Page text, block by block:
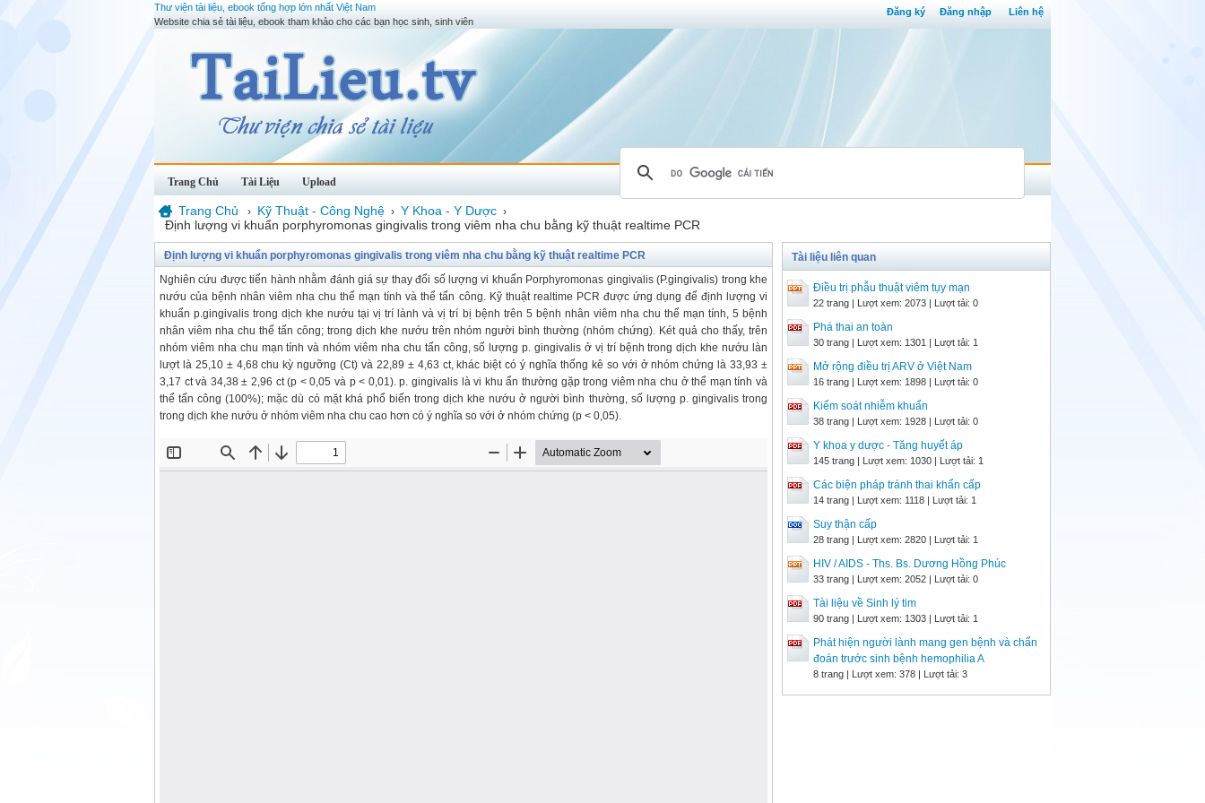
Đăng ký Đăng nhập Liên hệ
Thư viện tài liệu, ebook tổng hợp lớn nhất Việt Nam
Website chia sẻ tài liệu, ebook tham khảo cho các bạn học sinh, sinh viên
Trang Chủ Tài Liệu Upload
Trang Chủ › Kỹ Thuật - Công Nghệ › Y Khoa - Y Dược ›
Định lượng vi khuẩn porphyromonas gingivalis trong viêm nha chu bằng kỹ thuật realtime PCR
Định lượng vi khuẩn porphyromonas gingivalis trong viêm nha chu bằng kỹ thuật realtime PCR
Nghiên cứu được tiến hành nhằm đánh giá sự thay đổi số lượng vi khuẩn Porphyromonas gingivalis (P.gingivalis) trong khe
nướu của bệnh nhân viêm nha chu thể mạn tính và thể tấn công. Kỹ thuật realtime PCR được ứng dụng để định lượng vi
khuẩn p.gingivalis trong dịch khe nướu tại vị trí lành và vị trí bị bệnh trên 5 bệnh nhân viêm nha chu thể mạn tính, 5 bệnh
nhân viêm nha chu thể tấn công; trong dịch khe nướu trên nhóm người bình thường (nhóm chứng). Két quả cho thấy, trên
nhóm viêm nha chu mạn tính và nhóm viêm nha chu tấn công, số lượng p. gingivalis ở vị trí bệnh trong dịch khe nướu làn
lượt là 25,10 ± 4,68 chu kỳ ngưỡng (Ct) và 22,89 ± 4,63 ct, khác biệt có ý nghĩa thống kê so với ở nhóm chứng là 33,93 ±
3,17 ct và 34,38 ± 2,96 ct (p < 0,05 và p < 0,01). p. gingivalis là vi khu ẩn thường gặp trong viêm nha chu ở thể mạn tính và
thể tấn công (100%); mặc dù có mặt khá phổ biến trong dịch khe nướu ở người bình thường, số lượng p. gingivalis trong
trong dịch khe nướu ở nhóm viêm nha chu cao hơn có ý nghĩa so với ở nhóm chứng (p < 0,05).
Tài liệu liên quan
Điều trị phẫu thuật viêm tụy mạn
22 trang | Lượt xem: 2073 | Lượt tải: 0
Phá thai an toàn
30 trang | Lượt xem: 1301 | Lượt tải: 1
Mở rộng điều trị ARV ở Việt Nam
16 trang | Lượt xem: 1898 | Lượt tải: 0
Kiểm soát nhiễm khuẩn
38 trang | Lượt xem: 1928 | Lượt tải: 0
Y khoa y dược - Tăng huyết áp
145 trang | Lượt xem: 1030 | Lượt tải: 1
Các biện pháp tránh thai khẩn cấp
14 trang | Lượt xem: 1118 | Lượt tải: 1
Suy thận cấp
28 trang | Lượt xem: 2820 | Lượt tải: 1
HIV / AIDS - Ths. Bs. Dương Hồng Phúc
33 trang | Lượt xem: 2052 | Lượt tải: 0
Tài liệu về Sinh lý tim
90 trang | Lượt xem: 1303 | Lượt tải: 1
Phát hiện người lành mang gen bệnh và chẩn
đoán trước sinh bệnh hemophilia A
8 trang | Lượt xem: 378 | Lượt tải: 3